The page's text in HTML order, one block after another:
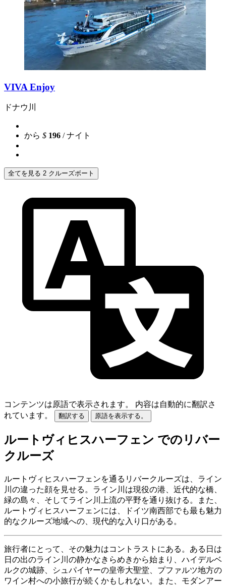
VIVA Enjoy
ドナウ川
から $ 196 / ナイト
全てを見る 2 クルーズボート
コンテンツは原語で表示されます。
内容は自動的に翻訳さ
れています。
翻訳する 原語を表示する。
ルートヴィヒスハーフェン でのリバー
クルーズ
ルートヴィヒスハーフェンを通るリバークルーズは、ライン
川の違った顔を見せる。ライン川は現役の港、近代的な橋、
緑の島々、そしてライン川上流の平野を通り抜ける。また、
ルートヴィヒスハーフェンには、ドイツ南西部でも最も魅力
的なクルーズ地域への、現代的な入り口がある。
旅行者にとって、その魅力はコントラストにある。ある日は
日の出のライン川の静かなきらめきから始まり、ハイデルベ
ルクの城跡、シュパイヤーの皇帝大聖堂、プファルツ地方の
ワイン村への小旅行が続くかもしれない。また、モダンアー